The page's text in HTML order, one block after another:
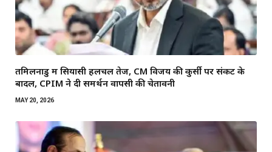
तमिलनाडु में सियासी हलचल तेज, CM विजय की कुर्सी पर संकट के
बादल, CPIM ने दी समर्थन वापसी की चेतावनी
MAY 20, 2026